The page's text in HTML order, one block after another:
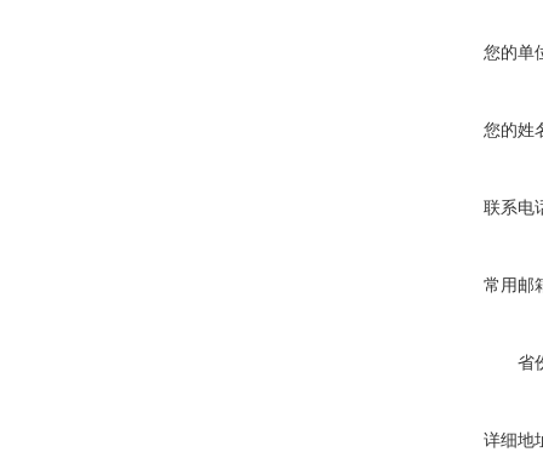
您的单
您的姓
联系电
常用邮
省
详细地